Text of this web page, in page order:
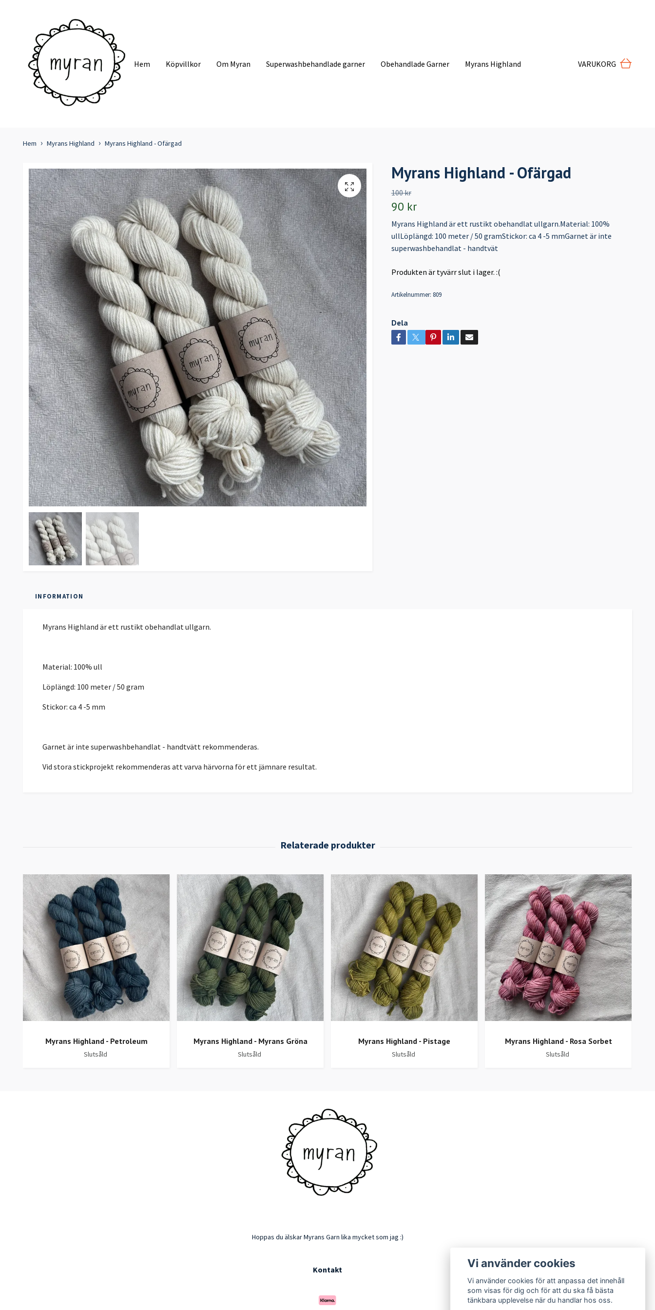
Hem Köpvillkor Om Myran Superwashbehandlade garner Obehandlade Garner Myrans Highland VARUKORG
Hem Myrans Highland Myrans Highland - Ofärgad
Myrans Highland - Ofärgad
100 kr
90 kr
Myrans Highland är ett rustikt obehandlat ullgarn.Material: 100%
ullLöplängd: 100 meter / 50 gramStickor: ca 4 -5 mmGarnet är inte
superwashbehandlat - handtvät
Produkten är tyvärr slut i lager. :(
Artikelnummer: 809
Dela
INFORMATION
Myrans Highland är ett rustikt obehandlat ullgarn.
Material: 100% ull
Löplängd: 100 meter / 50 gram
Stickor: ca 4 -5 mm
Garnet är inte superwashbehandlat - handtvätt rekommenderas.
Vid stora stickprojekt rekommenderas att varva härvorna för ett jämnare resultat.
Myrans Highland - Petroleum
Slutsåld
Myrans Highland - Myrans Gröna
Slutsåld
Myrans Highland - Pistage
Slutsåld
Myrans Highland - Rosa Sorbet
Slutsåld
Hoppas du älskar Myrans Garn lika mycket som jag :)
Kontakt
Vi använder cookies
Vi använder cookies för att anpassa det innehåll
som visas för dig och för att du ska få bästa
tänkbara upplevelse när du handlar hos oss.